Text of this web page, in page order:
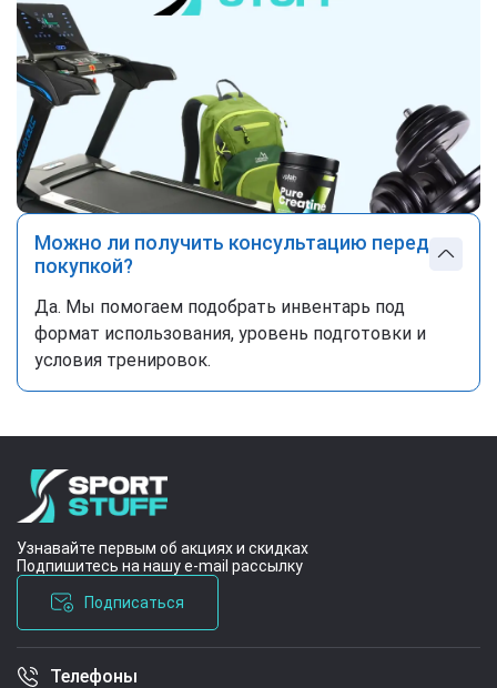
Можно ли получить консультацию перед
покупкой?
Да. Мы помогаем подобрать инвентарь под
формат использования, уровень подготовки и
условия тренировок.
Узнавайте первым об акциях и скидках
Подпишитесь на нашу e-mail рассылку
Подписаться
Условия соглашения
Телефоны